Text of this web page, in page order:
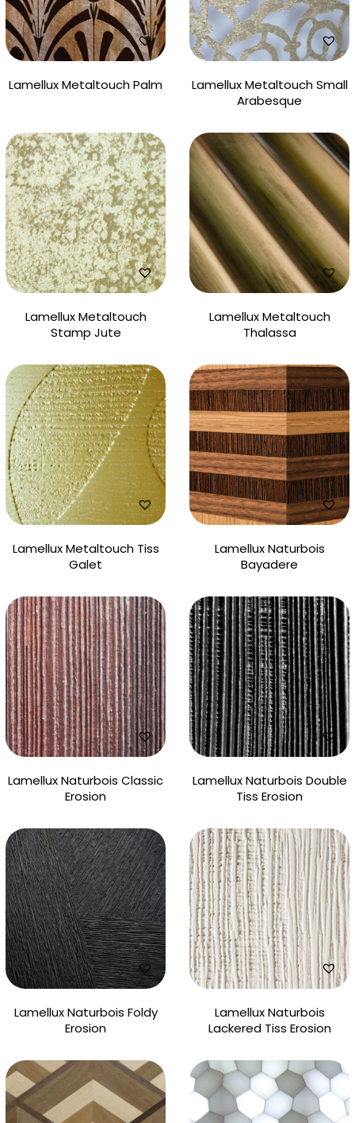
Lamellux Metaltouch Palm
Lamellux Metaltouch Small
Arabesque
Lamellux Metaltouch
Stamp Jute
Lamellux Metaltouch
Thalassa
Lamellux Metaltouch Tiss
Galet
Lamellux Naturbois
Bayadere
Lamellux Naturbois Classic
Erosion
Lamellux Naturbois Double
Tiss Erosion
Lamellux Naturbois Foldy
Erosion
Lamellux Naturbois
Lackered Tiss Erosion